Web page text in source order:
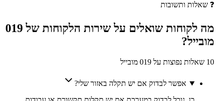
❓ שאלות ותשובות
מה לקוחות שואלים על שירות הלקוחות של 019
מובייל?
10 שאלות נפוצות על 019 מובייל
אפשר לבדוק אם יש תקלה באזור שלי?